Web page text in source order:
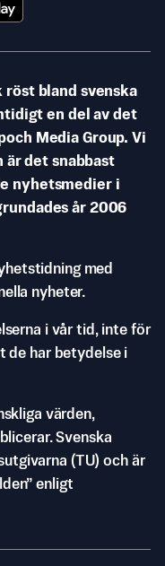
röst bland svenska
en del av det
Media Group. Vi
är det snabbast
nyhetsmedier i
år 2006
med
nyheter.
i vår tid, inte för
de har betydelse i
värden,
Svenska
(TU) och är
enligt